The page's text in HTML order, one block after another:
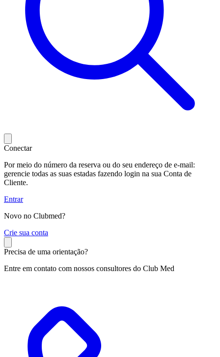
Conectar
Por meio do número da reserva ou do seu endereço de e-mail:
gerencie todas as suas estadas fazendo login na sua Conta de
Cliente.
Entrar
Novo no Clubmed?
Crie sua conta
Precisa de uma orientação?
Entre em contato com nossos consultores do Club Med